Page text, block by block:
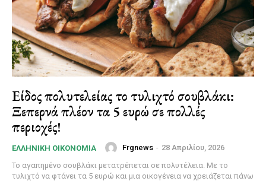
Είδος πολυτελείας το τυλιχτό σουβλάκι:
Ξεπερνά πλέον τα 5 ευρώ σε πολλές
περιοχές!
ΕΛΛΗΝΙΚΉ ΟΙΚΟΝΟΜΊΑ Frgnews - 28 Απριλίου, 2026
Το αγαπημένο σουβλάκι μετατρέπεται σε πολυτέλεια. Με το
τυλιχτό να φτάνει τα 5 ευρώ και μια οικογένεια να χρειάζεται πάνω